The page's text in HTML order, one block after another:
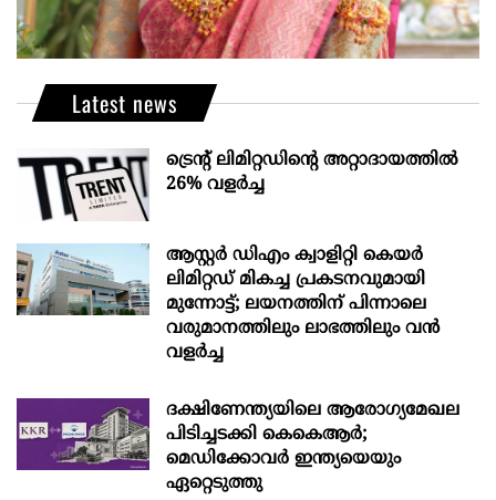
Latest news
ട്രെന്റ് ലിമിറ്റഡിന്റെ അറ്റാദായത്തിൽ
26% വളര്‍ച്ച
ആസ്റ്റർ ഡിഎം ക്വാളിറ്റി കെയർ
ലിമിറ്റഡ് മികച്ച പ്രകടനവുമായി
മുന്നോട്ട്; ലയനത്തിന് പിന്നാലെ
വരുമാനത്തിലും ലാഭത്തിലും വൻ
വളർച്ച
ദക്ഷിണേന്ത്യയിലെ ആരോഗ്യമേഖല
പിടിച്ചടക്കി കെകെആർ;
മെഡിക്കോവർ ഇന്ത്യയെയും
ഏറ്റെടുത്തു